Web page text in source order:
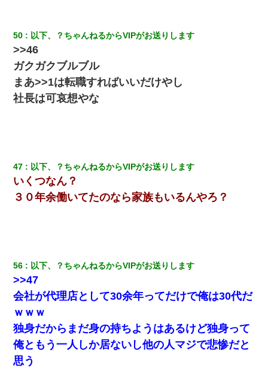
50 以下、？ちゃんねるからVIPがお送りします
>>46
ガクガクブルブル
まあ>>1は転職すればいいだけやし
社長は可哀想やな
47 以下、？ちゃんねるからVIPがお送りします
いくつなん？
３０年余働いてたのなら家族もいるんやろ？
56 以下、？ちゃんねるからVIPがお送りします
>>47
会社が代理店として30余年ってだけで俺は30代だ
ｗｗｗ
独身だからまだ身の持ちようはあるけど独身って
俺ともう一人しか居ないし他の人マジで悲惨だと
思う